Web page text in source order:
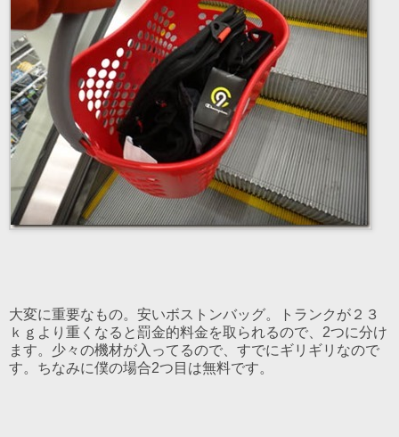
大変に重要なもの。安いボストンバッグ。トランクが２３
ｋｇより重くなると罰金的料金を取られるので、2つに分け
ます。少々の機材が入ってるので、すでにギリギリなので
す。ちなみに僕の場合2つ目は無料です。